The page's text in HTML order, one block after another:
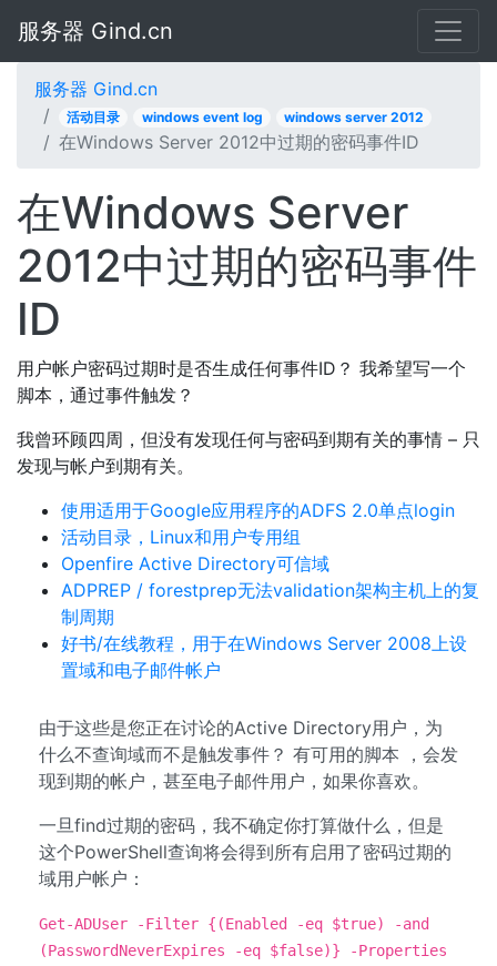
服务器 Gind.cn
服务器 Gind.cn
活动目录 windows event log windows server 2012
在Windows Server 2012中过期的密码事件ID
在Windows Server
2012中过期的密码事件
ID
用户帐户密码过期时是否生成任何事件ID？ 我希望写一个
脚本，通过事件触发？
我曾环顾四周，但没有发现任何与密码到期有关的事情 – 只
发现与帐户到期有关。
使用适用于Google应用程序的ADFS 2.0单点login
活动目录，Linux和用户专用组
Openfire Active Directory可信域
ADPREP / forestprep无法validation架构主机上的复
制周期
好书/在线教程，用于在Windows Server 2008上设
置域和电子邮件帐户
由于这些是您正在讨论的Active Directory用户，为
什么不查询域而不是触发事件？ 有可用的脚本 ，会发
现到期的帐户，甚至电子邮件用户，如果你喜欢。
一旦find过期的密码，我不确定你打算做什么，但是
这个PowerShell查询将会得到所有启用了密码过期的
域用户帐户：
Get-ADUser -Filter {(Enabled -eq $true) -and
(PasswordNeverExpires -eq $false)} -Properties